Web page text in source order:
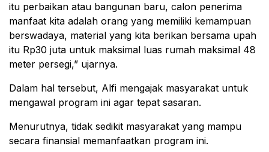
itu perbaikan atau bangunan baru, calon penerima
manfaat kita adalah orang yang memiliki kemampuan
berswadaya, material yang kita berikan bersama upah
itu Rp30 juta untuk maksimal luas rumah maksimal 48
meter persegi,” ujarnya.
Dalam hal tersebut, Alfi mengajak masyarakat untuk
mengawal program ini agar tepat sasaran.
Menurutnya, tidak sedikit masyarakat yang mampu
secara finansial memanfaatkan program ini.